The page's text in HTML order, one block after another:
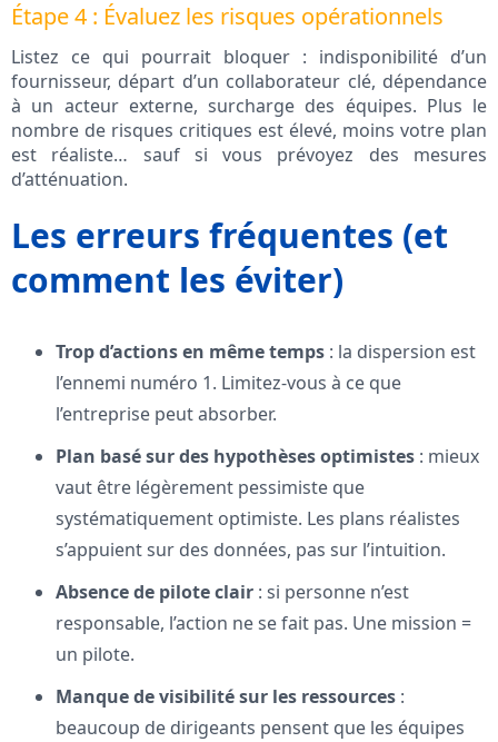
Étape 4 : Évaluez les risques opérationnels
Listez ce qui pourrait bloquer : indisponibilité d’un
fournisseur, départ d’un collaborateur clé, dépendance
à un acteur externe, surcharge des équipes. Plus le
nombre de risques critiques est élevé, moins votre plan
est réaliste… sauf si vous prévoyez des mesures
d’atténuation.
Les erreurs fréquentes (et
comment les éviter)
Trop d’actions en même temps : la dispersion est
l’ennemi numéro 1. Limitez-vous à ce que
l’entreprise peut absorber.
Plan basé sur des hypothèses optimistes : mieux
vaut être légèrement pessimiste que
systématiquement optimiste. Les plans réalistes
s’appuient sur des données, pas sur l’intuition.
Absence de pilote clair : si personne n’est
responsable, l’action ne se fait pas. Une mission =
un pilote.
Manque de visibilité sur les ressources :
beaucoup de dirigeants pensent que les équipes